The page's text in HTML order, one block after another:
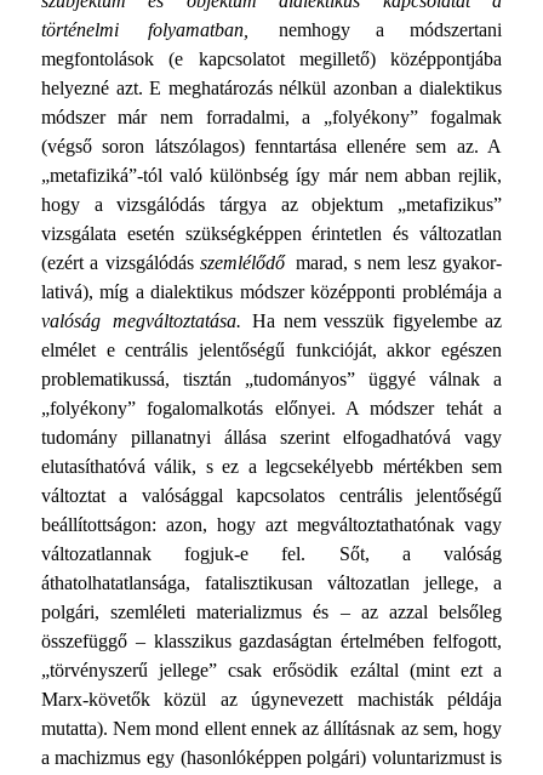
történelmi folyamatban, nemhogy a módszertani
megfontolások (e kapcsolatot megil­lető) középpontjába
helyezné azt. E meghatározás nélkül azonban a dialektikus
módszer már nem forradalmi, a „fo­lyékony” fogalmak
(végső soron látszólagos) fenntartása ellenére sem az. A
„metafiziká”-tól való különbség így már nem abban rejlik,
hogy a vizsgálódás tárgya az objektum „metafizikus”
vizsgálata esetén szükségképpen érintetlen és változat­lan
(ezért a vizsgálódásszemlélődő marad, s nem lesz gyakor­
lativá), míg a dialektikus módszer középponti problémája a
valóság megváltoztatása.Ha nem vesszük figyelembe az
el­mélet e centrális jelentőségű funkcióját, akkor egészen
prob­lematikussá, tisztán „tudományos” üggyé válnak a
„folyékony” fogalomalkotás előnyei. A módszer tehát a
tudomány pillanatnyi állása szerint elfogadhatóvá vagy
elutasíthatóvá válik, s ez a legcsekélyebb mértékben sem
változtat a való­sággal kapcsolatos centrális jelentőségű
beállítottságon: azon, hogy azt megváltoztathatónak vagy
változatlannak fogjuk-e fel. Sőt, a valóság
áthatolhatatlansága, fatalisztikusan válto­zatlan jellege, a
polgári, szemléleti materializmus és – az azzal belsőleg
összefüggő – klasszikus gazdaságtan értelmében felfogott,
„törvényszerű jellege” csak erősödik ezáltal (mint ezt a
Marx-követők közül az úgynevezett machisták példája
mutatta). Nem mond ellent ennek az állításnak az sem, hogy
a machizmus egy (hasonlóképpen polgári) voluntarizmust is